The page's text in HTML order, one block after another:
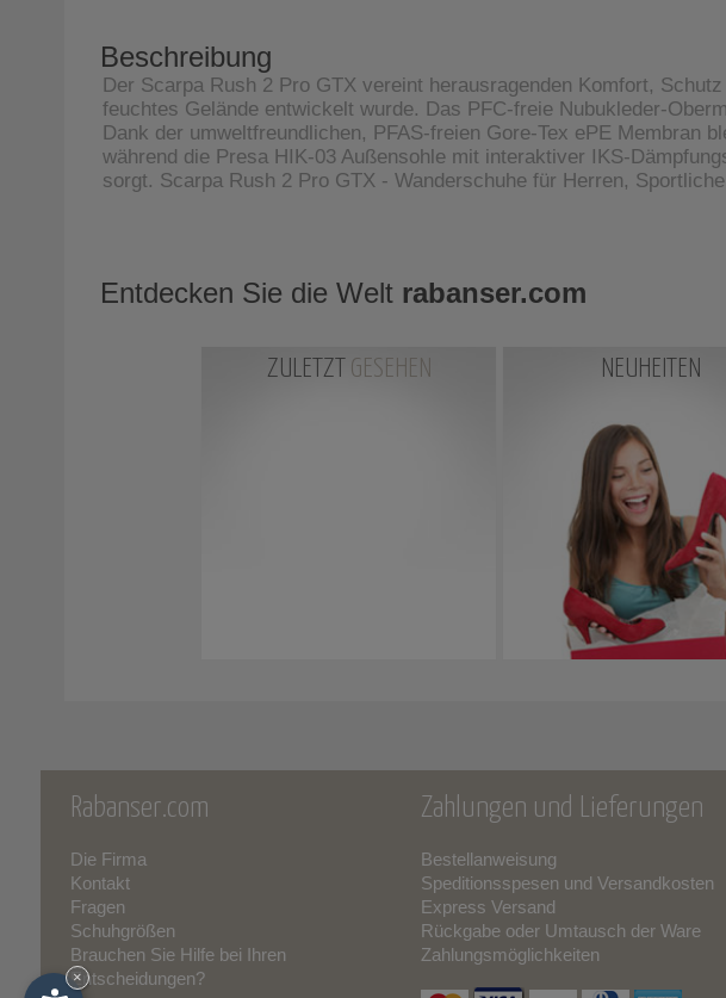
Beschreibung
Der Scarpa Rush 2 Pro GTX vereint herausragenden Komfort,
feuchtes Gelände entwickelt wurde. Das PFC-freie Nubukleder-
Dank der umweltfreundlichen, PFAS-freien Gore-Tex ePE Membran
während die Presa HIK-03 Außensohle mit interaktiver IKS-
sorgt. Scarpa Rush 2 Pro GTX - Wanderschuhe für Herren,
Entdecken Sie die Welt rabanser.com
ZULETZT GESEHEN NEUHEITEN
Rabanser.com
Die Firma
Kontakt
Fragen
Schuhgrößen
Brauchen Sie Hilfe bei Ihren
Entscheidungen?
Zahlungen und Lieferungen
Bestellanweisung
Speditionsspesen und Versandkosten
Express Versand
Rückgabe oder Umtausch der Ware
Zahlungsmöglichkeiten
×